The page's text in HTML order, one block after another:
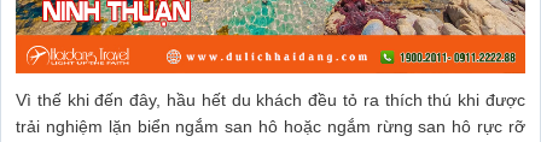
Vì thế khi đến đây, hầu hết du khách đều tỏ ra thích thú khi được
trải nghiệm lặn biển ngắm san hô hoặc ngắm rừng san hô rực rỡ